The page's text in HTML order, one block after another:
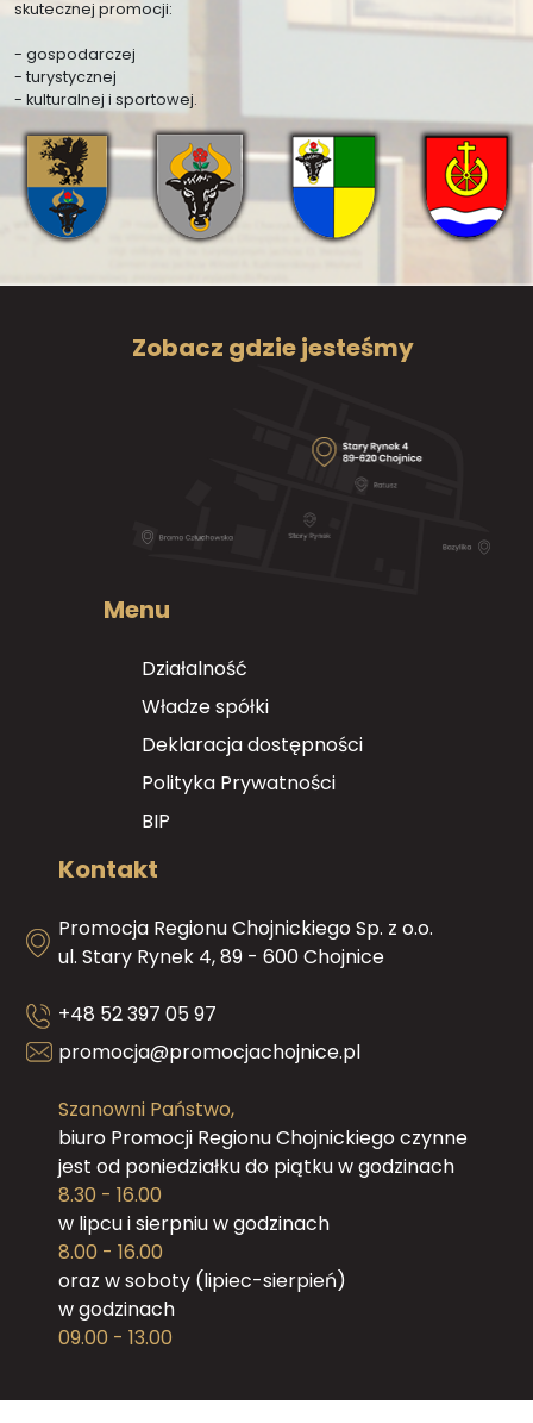
skutecznej promocji:
- gospodarczej
- turystycznej
- kulturalnej i sportowej.
Zobacz gdzie jesteśmy
Menu
Działalność
Władze spółki
Deklaracja dostępności
Polityka Prywatności
BIP
Kontakt
Promocja Regionu Chojnickiego Sp. z o.o.
ul. Stary Rynek 4, 89 - 600 Chojnice
+48 52 397 05 97
promocja@promocjachojnice.pl
Szanowni Państwo,
biuro Promocji Regionu Chojnickiego czynne
jest od poniedziałku do piątku w godzinach
8.30 - 16.00
w lipcu i sierpniu w godzinach
8.00 - 16.00
oraz w soboty (lipiec-sierpień)
w godzinach
09.00 - 13.00